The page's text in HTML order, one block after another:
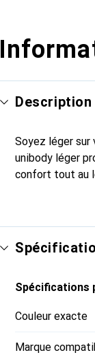
Description
Soyez léger
unibody léger
confort tout au
Spécifications
Couleur exacte
Marque